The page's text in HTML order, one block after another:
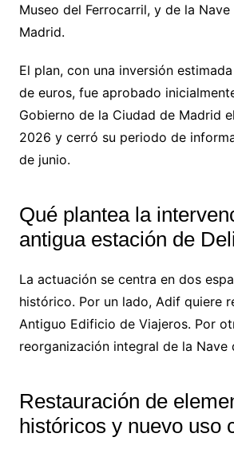
Museo del Ferrocarril, y de la
Madrid.
El plan, con una inversión
de euros, fue aprobado
Gobierno de la Ciudad de Madrid
2026 y cerró su periodo de
de junio.
Qué plantea la
antigua estación de
La actuación se centra en dos
histórico. Por un lado, Adif quiere
Antiguo Edificio de Viajeros. Por
reorganización integral de la Nave
Restauración de
históricos y nuevo uso